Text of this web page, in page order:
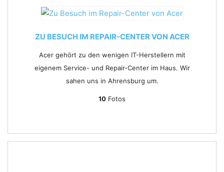
ZU BESUCH IM REPAIR-CENTER VON ACER
Acer gehört zu den wenigen IT-Herstellern mit
eigenem Service- und Repair-Center im Haus. Wir
sahen uns in Ahrensburg um.
10 Fotos